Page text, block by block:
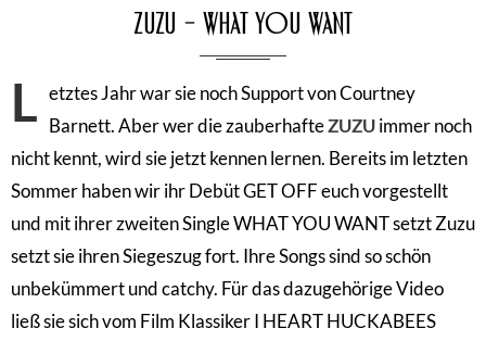
Zuzu – What You Want
L etztes Jahr war sie noch Support von Courtney
Barnett. Aber wer die zauberhafteZUZUimmer noch
nicht kennt, wird sie jetzt kennen lernen. Bereits im letzten
Sommer haben wir ihr Debüt GET OFF euch vorgestellt
und mit ihrer zweiten Single WHAT YOU WANT setzt Zuzu
setzt sie ihren Siegeszug fort. Ihre Songs sind so schön
unbekümmert und catchy. Für das dazugehörige Video
ließ sie sich vom Film Klassiker I HEART HUCKABEES